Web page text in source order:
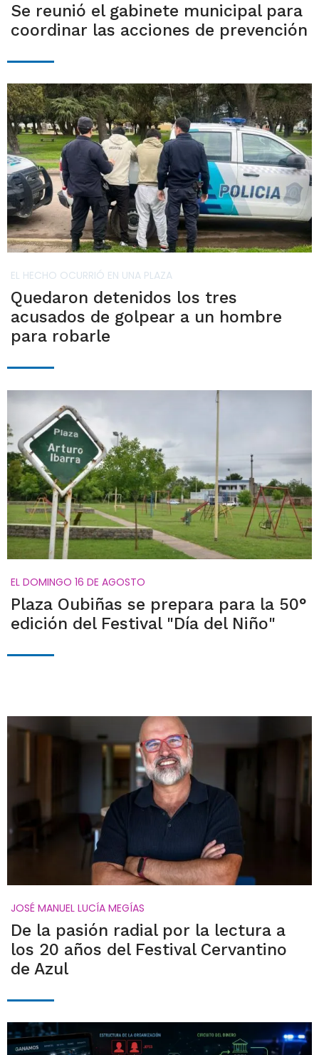
Se reunió el gabinete municipal para
coordinar las acciones de prevención
EL HECHO OCURRIÓ EN UNA PLAZA
Quedaron detenidos los tres
acusados de golpear a un hombre
para robarle
EL DOMINGO 16 DE AGOSTO
Plaza Oubiñas se prepara para la 50°
edición del Festival "Día del Niño"
JOSÉ MANUEL LUCÍA MEGÍAS
De la pasión radial por la lectura a
los 20 años del Festival Cervantino
de Azul